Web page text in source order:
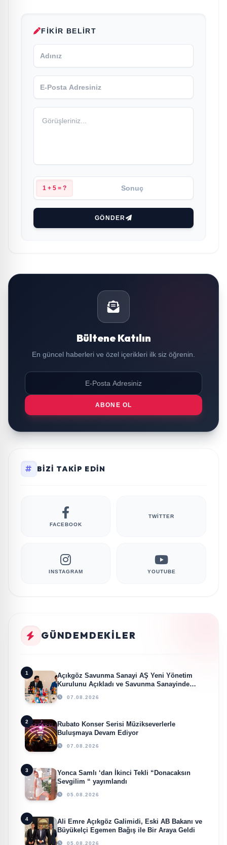
FIKIR BELIRT
1 + 5 = ?
GÖNDER
Bültene Katılın
En güncel haberleri ve özel içerikleri ilk siz öğrenin.
ABONE OL
BIZI TAKIP EDIN
FACEBOOK
TWITTER
INSTAGRAM YOUTUBE
GÜNDEMDEKILER
1
Açıkgöz Savunma Sanayi AŞ Yeni Yönetim
Kurulunu Açıkladı ve Savunma Sanayinde
Küresel Vizyon Vurgusu
07.08.2026
2
Rubato Konser Serisi Müzikseverlerle
Buluşmaya Devam Ediyor
07.08.2026
3
Yonca Samlı ‘dan İkinci Tekli “Donacaksın
Sevgilim “ yayımlandı
05.08.2026
4
Ali Emre Açıkgöz Galimidi, Eski AB Bakanı ve
Büyükelçi Egemen Bağış ile Bir Araya Geldi
05.08.2026